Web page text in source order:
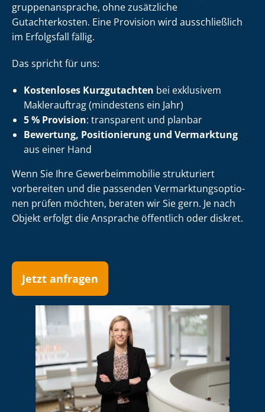
grup­pen­an­spra­che, ohne zusätzliche
Gutachterkosten. Eine Provision wird ausschließlich
im Erfolgsfall fällig.
Das spricht für uns:
Kostenloses Kurzgutachten bei exklusivem
Maklerauftrag (mindestens ein Jahr)
5 % Provision: transparent und planbar
Bewertung, Positionierung und Vermarktung
aus einer Hand
Wenn Sie Ihre Ge­wer­be­im­mo­bi­lie strukturiert
vorbereiten und die passenden Ver­mark­tungs­op­tio­
nen prüfen möchten, beraten wir Sie gern. Je nach
Objekt erfolgt die Ansprache öffentlich oder diskret.
Jetzt anfragen